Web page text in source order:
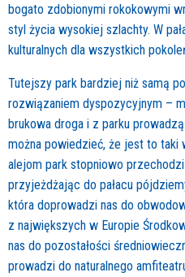
bogato zdobionymi rokokowymi
styl życia wysokiej szlachty. W
kulturalnych dla wszystkich
Tutejszy park bardziej niż samą
rozwiązaniem dyspozycyjnym –
brukowa droga i z parku
można powiedzieć, że jest to taki
alejom park stopniowo
przyjeżdżając do pałacu
która doprowadzi nas do
z największych w Europie
nas do pozostałości
prowadzi do naturalnego